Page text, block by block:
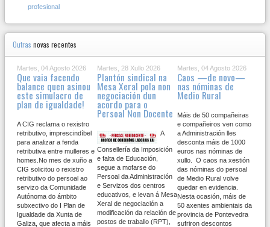
profesional
Outras novas recentes
Martes, 04 Agosto 2026
Que vaia facendo
balance quen asinou
este simulacro de
plan de igualdade!
A CIG reclama o rexistro
retributivo, imprescindíbel
para analizar a fenda
retributiva entre mulleres e
homes.No mes de xuño a
CIG solicitou o rexistro
retributivo do persoal ao
servizo da Comunidade
Autónoma do ámbito
subxectivo do I Plan de
Igualdade da Xunta de
Galiza, que afecta a máis
Martes, 28 Xullo 2026
Plantón sindical na
Mesa Xeral pola non
negociación dun
acordo para o
Persoal Non Docente
A
Consellería da Imposición
e falta de Educación,
segue a mofarse do
Persoal da Administración
e Servizos dos centros
educativos, e levan á Mesa
Xeral de negociación a
modificación da relación de
postos de traballo (RPT),
Martes, 04 Agosto 2026
Caos —de novo—
nas nóminas de
Medio Rural
Máis de 50 compañeiras
e compañeiros ven como
a Administración lles
desconta máis de 1000
euros nas nóminas de
xullo. O caos na xestión
das nóminas do persoal
de Medio Rural volve
quedar en evidencia.
Nesta ocasión, máis de
50 axentes ambientais da
provincia de Pontevedra
sufriron descontos